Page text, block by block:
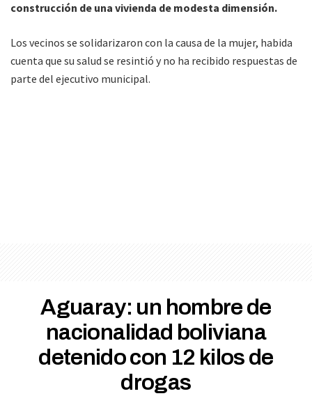
construcción de una vivienda de modesta dimensión.
Los vecinos se solidarizaron con la causa de la mujer, habida
cuenta que su salud se resintió y no ha recibido respuestas de
parte del ejecutivo municipal.
Aguaray: un hombre de
nacionalidad boliviana
detenido con 12 kilos de
drogas